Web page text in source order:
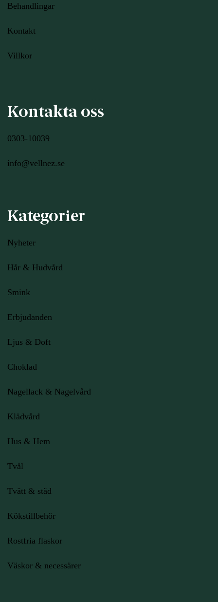
Behandlingar
Kontakt
Villkor
Kontakta oss
0303-10039
info@vellnez.se
Kategorier
Nyheter
Hår & Hudvård
Smink
Erbjudanden
Ljus & Doft
Choklad
Nagellack & Nagelvård
Klädvård
Hus & Hem
Tvål
Tvätt & städ
Kökstillbehör
Rostfria flaskor
Väskor & necessärer